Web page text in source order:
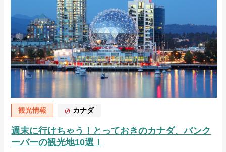
観光情報 カナダ
週末に行けちゃう！とっておきのカナダ、バンク
ーバーの観光地10選！